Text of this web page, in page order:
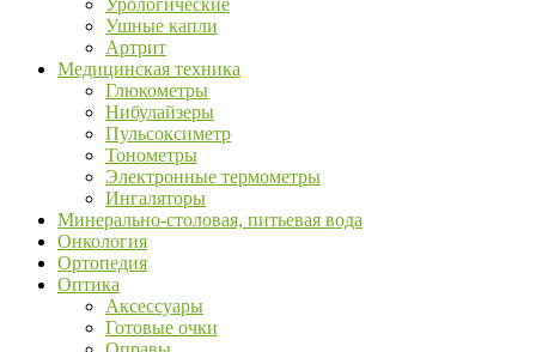
Урологические
Ушные капли
Артрит
Медицинская техника
Глюкометры
Нибулайзеры
Пульсоксиметр
Тонометры
Электронные термометры
Ингаляторы
Минерально-столовая, питьевая вода
Онкология
Ортопедия
Оптика
Аксессуары
Готовые очки